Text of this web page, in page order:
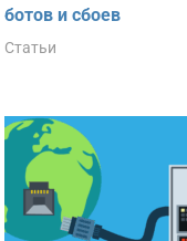
ботов и сбоев
Статьи